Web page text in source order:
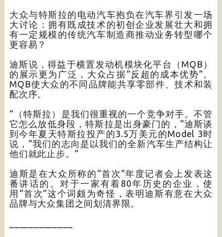
大众与特斯拉的电动汽车抱负在汽车界引发一场
大讨论：拥有既成技术的初创企业发展壮大和拥
有一定规模的传统汽车制造商推动业务转型哪个
更容易？
迪斯说，得益于横置发动机模块化平台（MQB）
的展示更为广泛，大众占据“反超的成本优势”。
MQB使大众的不同品牌能共享零部件、技术和装
配次序。
“（特斯拉）是我们很重视的一个竞争对手。不管
它怎么放低身段，特斯拉是出身豪门的，”迪斯谈
到今年夏天特斯拉投产的3.5万美元的Model 3时
说，“我们的志向是以我们的全新汽车生产结构让
他们就此止步。”
迪斯是在大众所称的“首次”年度记者会上发表这
番讲话的。对于一家有着80年历史的企业，使
用“首次”这个词颇为奇怪，表明迪斯有意在大众
品牌与大众集团之间划清界限。